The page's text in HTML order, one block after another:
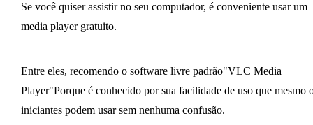
Se você quiser assistir no seu computador, é conveniente usar um
media player gratuito.
Entre eles, recomendo o software livre padrão"VLC Media
Player"Porque é conhecido por sua facilidade de uso que mesmo
iniciantes podem usar sem nenhuma confusão.